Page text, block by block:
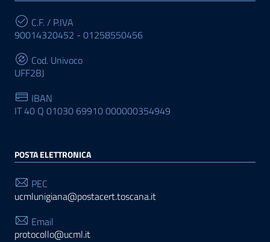
C.F. / P.IVA
90014320452 - 01258550456
Cod. Univoco
UFF2BJ
IBAN
IT 40 Q 01030 69910 000000354949
POSTA ELETTRONICA
PEC
ucmlunigiana@postacert.toscana.it
Email
protocollo@ucml.it